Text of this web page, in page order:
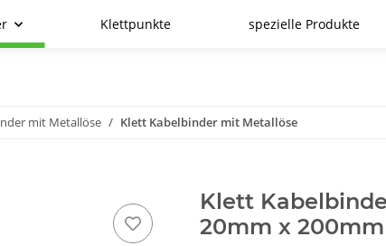
Klettpunkte spezielle Produkte
mit Metallöse Klett Kabelbinder mit Metallöse
Klett
20mm x